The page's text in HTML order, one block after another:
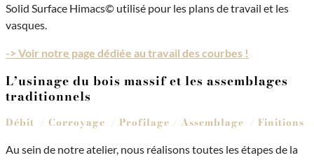
Solid Surface Himacs© utilisé pour les plans de travail et les
vasques.
-> Voir notre page dédiée au travail des courbes !
L’usinage du bois massif et les assemblages
traditionnels
Débit / Corroyage / Profilage / Assemblage / Finitions
Au sein de notre atelier, nous réalisons toutes les étapes de la